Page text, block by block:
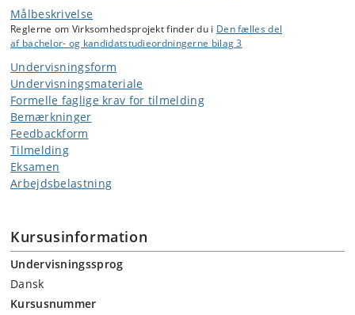
Målbeskrivelse
Reglerne om Virksomhedsprojekt finder du i Den fælles del
af bachelor- og kandidatstudieordningerne bilag 3
Undervisningsform
Undervisningsmateriale
Formelle faglige krav for tilmelding
Bemærkninger
Feedbackform
Tilmelding
Eksamen
Arbejdsbelastning
Kursusinformation
Undervisningssprog
Dansk
Kursusnummer